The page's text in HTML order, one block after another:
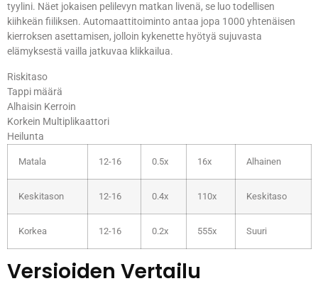
tyylini. Näet jokaisen pelilevyn matkan livenä, se luo todellisen
kiihkeän fiiliksen. Automaattitoiminto antaa jopa 1000 yhtenäisen
kierroksen asettamisen, jolloin kykenette hyötyä sujuvasta
elämyksestä vailla jatkuvaa klikkailua.
Riskitaso
Tappi määrä
Alhaisin Kerroin
Korkein Multiplikaattori
Heilunta
Matala 12-16 0.5x 16x Alhainen
Keskitason 12-16 0.4x 110x Keskitaso
Korkea 12-16 0.2x 555x Suuri
Versioiden Vertailu